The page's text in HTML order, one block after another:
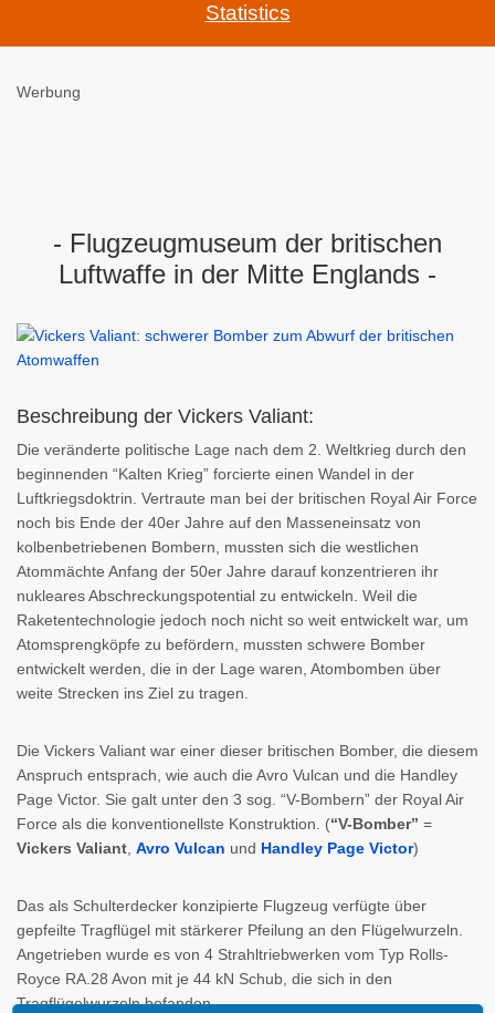
Statistics
Werbung
- Flugzeugmuseum der britischen
Luftwaffe in der Mitte Englands -
Beschreibung der Vickers Valiant:
Die veränderte politische Lage nach dem 2. Weltkrieg durch den
beginnenden “Kalten Krieg” forcierte einen Wandel in der
Luftkriegsdoktrin. Vertraute man bei der britischen Royal Air Force
noch bis Ende der 40er Jahre auf den Masseneinsatz von
kolbenbetriebenen Bombern, mussten sich die westlichen
Atommächte Anfang der 50er Jahre darauf konzentrieren ihr
nukleares Abschreckungspotential zu entwickeln. Weil die
Raketentechnologie jedoch noch nicht so weit entwickelt war, um
Atomsprengköpfe zu befördern, mussten schwere Bomber
entwickelt werden, die in der Lage waren, Atombomben über
weite Strecken ins Ziel zu tragen.
Die Vickers Valiant war einer dieser britischen Bomber, die diesem
Anspruch entsprach, wie auch die Avro Vulcan und die Handley
Page Victor. Sie galt unter den 3 sog. “V-Bombern” der Royal Air
Force als die konventionellste Konstruktion. (“V-Bomber” =
Vickers Valiant Avro Vulcan und Handley Page Victor)
Das als Schulterdecker konzipierte Flugzeug verfügte über
gepfeilte Tragflügel mit stärkerer Pfeilung an den Flügelwurzeln.
Angetrieben wurde es von 4 Strahltriebwerken vom Typ Rolls-
Royce RA.28 Avon mit je 44 kN Schub, die sich in den
Tragflügelwurzeln befanden.